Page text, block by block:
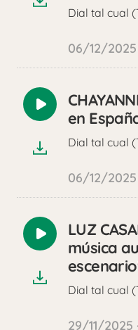
Dial tal cual
06/12/2025
Reproducir
audioen
Dial tal cual
06/12/2025
Reproducir
audio
LUZ
música
Dial tal cual
29/11/2025